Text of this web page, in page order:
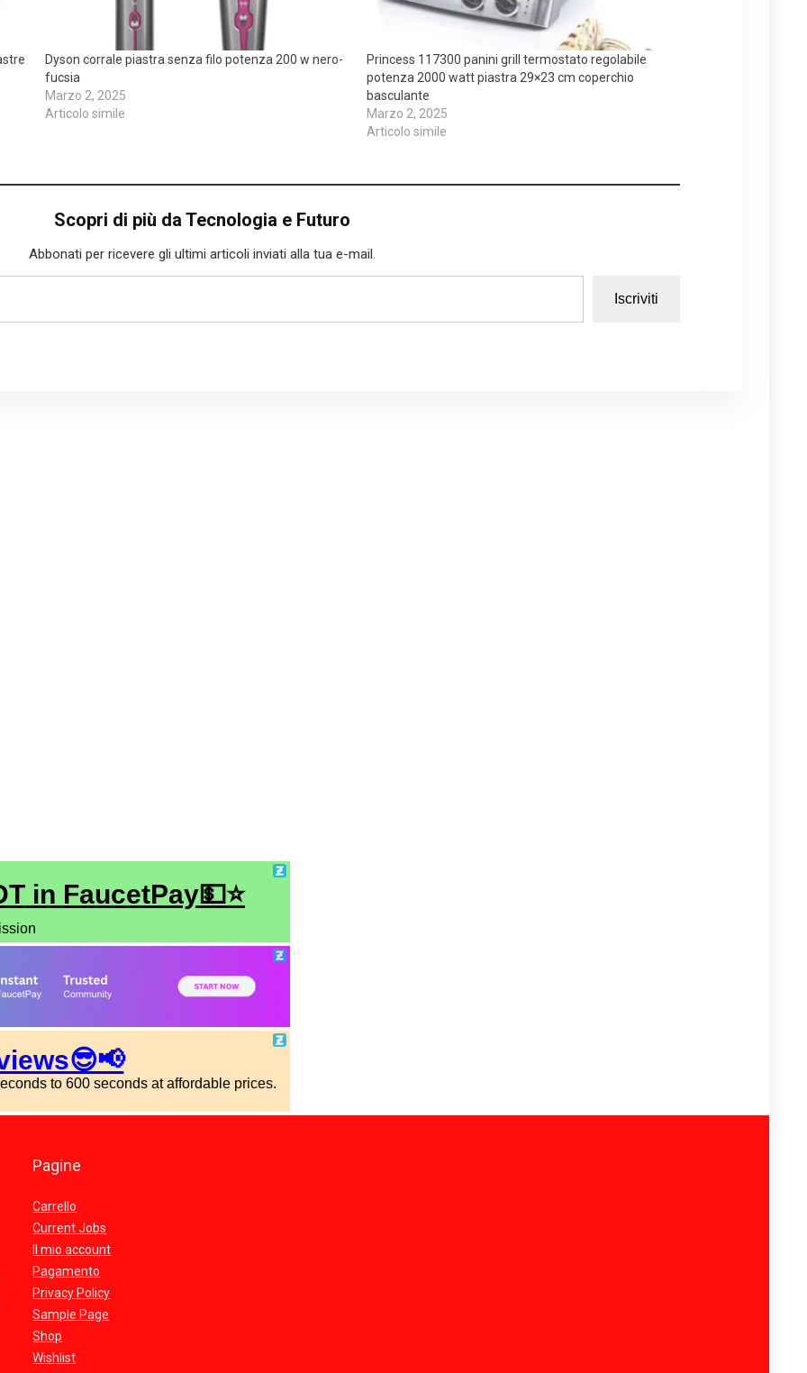
Dyson corrale piastra senza filo potenza 200 w nero-
fucsia
Marzo 2, 2025
Articolo simile
Princess 117300 panini grill termostato regolabile
potenza 2000 watt piastra 29×23 cm coperchio
basculante
Marzo 2, 2025
Articolo simile
Scopri di più da Tecnologia e Futuro
Abbonati per ricevere gli ultimi articoli inviati alla tua e-mail.
Iscriviti
Pagine
Carrello
Current Jobs
Il mio account
Pagamento
Privacy Policy
Sample Page
Shop
Wishlist